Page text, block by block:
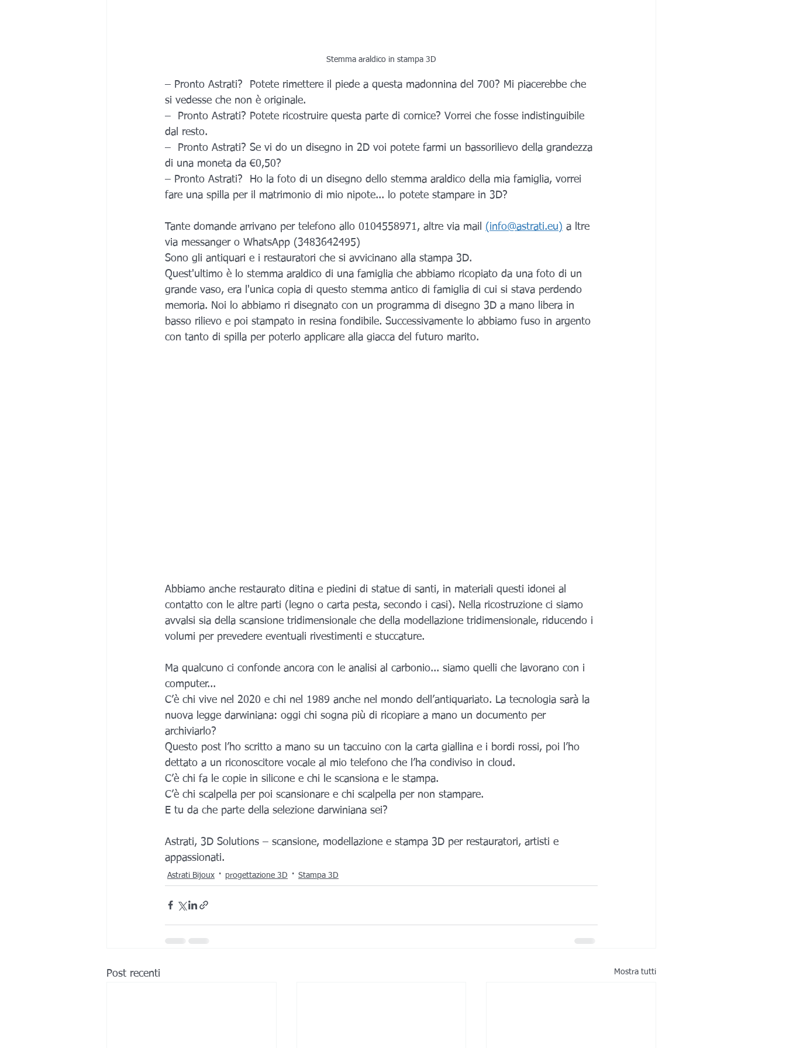
Stemma araldico in stampa 3D
– Pronto Astrati?  Potete rimettere il piede a questa madonnina del 700? Mi piacerebbe che
si vedesse che non è originale.
–  Pronto Astrati? Potete ricostruire questa parte di cornice? Vorrei che fosse indistinguibile
dal resto.
–  Pronto Astrati? Se vi do un disegno in 2D voi potete farmi un bassorilievo della grandezza
di una moneta da €0,50?
– Pronto Astrati?  Ho la foto di un disegno dello stemma araldico della mia famiglia, vorrei
fare una spilla per il matrimonio di mio nipote... lo potete stampare in 3D?
Tante domande arrivano per telefono allo 0104558971, altre via mail (info@astrati.eu) a ltre
via messanger o WhatsApp (3483642495)
Sono gli antiquari e i restauratori che si avvicinano alla stampa 3D.
Quest'ultimo è lo stemma araldico di una famiglia che abbiamo ricopiato da una foto di un
grande vaso, era l'unica copia di questo stemma antico di famiglia di cui si stava perdendo
memoria. Noi lo abbiamo ri disegnato con un programma di disegno 3D a mano libera in
basso rilievo e poi stampato in resina fondibile. Successivamente lo abbiamo fuso in argento
con tanto di spilla per poterlo applicare alla giacca del futuro marito.
Abbiamo anche restaurato ditina e piedini di statue di santi, in materiali questi idonei al
contatto con le altre parti (legno o carta pesta, secondo i casi). Nella ricostruzione ci siamo
avvalsi sia della scansione tridimensionale che della modellazione tridimensionale, riducendo i
volumi per prevedere eventuali rivestimenti e stuccature.
Ma qualcuno ci confonde ancora con le analisi al carbonio... siamo quelli che lavorano con i
computer...
C’è chi vive nel 2020 e chi nel 1989 anche nel mondo dell’antiquariato. La tecnologia sarà la
nuova legge darwiniana: oggi chi sogna più di ricopiare a mano un documento per
archiviarlo?
Questo post l’ho scritto a mano su un taccuino con la carta giallina e i bordi rossi, poi l’ho
dettato a un riconoscitore vocale al mio telefono che l’ha condiviso in cloud.
C’è chi fa le copie in silicone e chi le scansiona e le stampa.
C’è chi scalpella per poi scansionare e chi scalpella per non stampare.
E tu da che parte della selezione darwiniana sei?
Astrati, 3D Solutions – scansione, modellazione e stampa 3D per restauratori, artisti e
appassionati.
Astrati Bijoux progettazione 3D Stampa 3D
Post recenti Mostra tutti